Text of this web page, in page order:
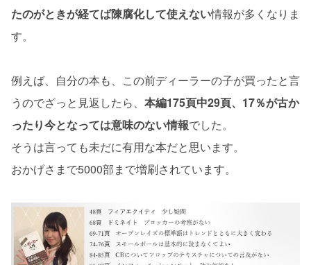
たのがときが経てば陳腐化して使えない情報が多くなりま
す。
例えば、自分の本も、この前ディーラーの子が買ったと言
うのでざっと見返したら、 本編175頁中29頁、17％が古か
ったり今となっては意味のない情報でした。
そうは言っても未だに有用な本だと思います。
おかげさまで5000部まで増刷されています。